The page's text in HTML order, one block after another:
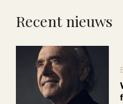
Recent nieuws